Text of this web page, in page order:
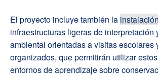
El proyecto incluye también la instalación
infraestructuras ligeras de interpretación
ambiental orientadas a visitas escolares
organizados, que permitirán utilizar
entornos de aprendizaje sobre